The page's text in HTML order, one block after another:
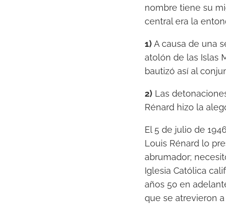
nombre tiene su
central era la
1) A causa de una
atolón de las Islas
bautizó así al
2) Las
Rénard hizo la
El 5 de julio de
Louis Rénard lo
abrumador;
Iglesia Católica
años 50 en
que se atrevieron